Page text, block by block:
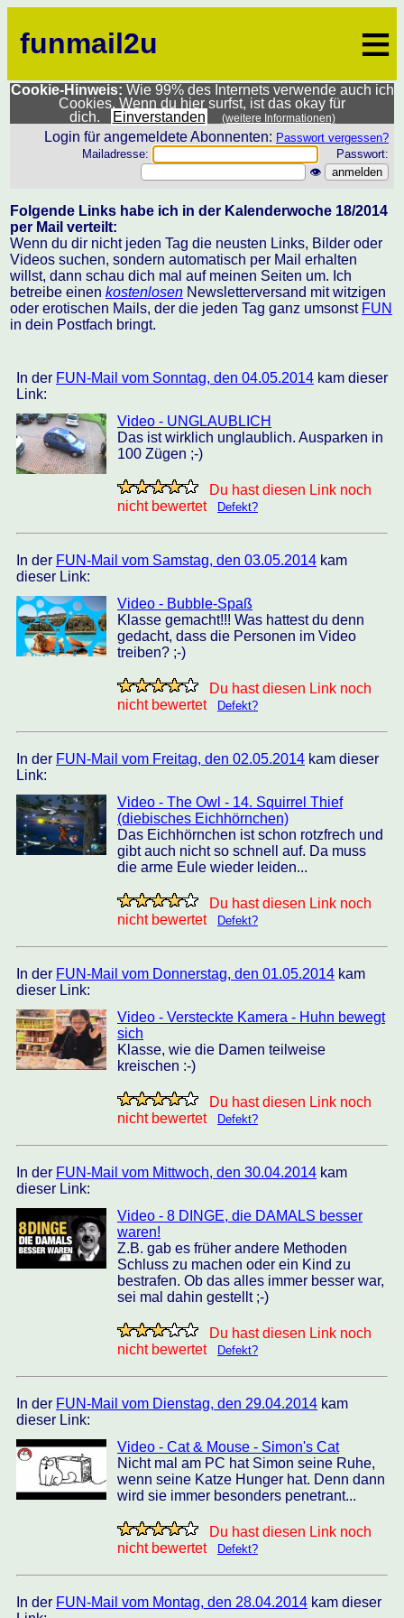
funmail2u ≡
Cookie-Hinweis: Wie 99% des Internets verwende auch ich
Cookies. Wenn du hier surfst, ist das okay für
dich.
Einverstanden (weitere Informationen)
Login für angemeldete Abonnenten: Passwort vergessen?
Mailadresse:
Passwort:
👁
Folgende Links habe ich in der Kalenderwoche 18/2014
per Mail verteilt:
Wenn du dir nicht jeden Tag die neusten Links, Bilder oder
Videos suchen, sondern automatisch per Mail erhalten
willst, dann schau dich mal auf meinen Seiten um. Ich
betreibe einen kostenlosen Newsletterversand mit witzigen
oder erotischen Mails, der die jeden Tag ganz umsonst FUN
in dein Postfach bringt.
In der FUN-Mail vom Sonntag, den 04.05.2014 kam dieser
Link:
Video - UNGLAUBLICH
Das ist wirklich unglaublich. Ausparken in
100 Zügen ;-)
Du hast diesen Link noch
nicht bewertet
Defekt?
In der FUN-Mail vom Samstag, den 03.05.2014 kam
dieser Link:
Video - Bubble-Spaß
Klasse gemacht!!! Was hattest du denn
gedacht, dass die Personen im Video
treiben? ;-)
Du hast diesen Link noch
nicht bewertet
Defekt?
In der FUN-Mail vom Freitag, den 02.05.2014 kam dieser
Link:
Video - The Owl - 14. Squirrel Thief
(diebisches Eichhörnchen)
Das Eichhörnchen ist schon rotzfrech und
gibt auch nicht so schnell auf. Da muss
die arme Eule wieder leiden...
Du hast diesen Link noch
nicht bewertet
Defekt?
In der FUN-Mail vom Donnerstag, den 01.05.2014 kam
dieser Link:
Video - Versteckte Kamera - Huhn bewegt
sich
Klasse, wie die Damen teilweise
kreischen :-)
Du hast diesen Link noch
nicht bewertet
Defekt?
In der FUN-Mail vom Mittwoch, den 30.04.2014 kam
dieser Link:
Video - 8 DINGE, die DAMALS besser
waren!
Z.B. gab es früher andere Methoden
Schluss zu machen oder ein Kind zu
bestrafen. Ob das alles immer besser war,
sei mal dahin gestellt ;-)
Du hast diesen Link noch
nicht bewertet
Defekt?
In der FUN-Mail vom Dienstag, den 29.04.2014 kam
dieser Link:
Video - Cat & Mouse - Simon's Cat
Nicht mal am PC hat Simon seine Ruhe,
wenn seine Katze Hunger hat. Denn dann
wird sie immer besonders penetrant...
Du hast diesen Link noch
nicht bewertet
Defekt?
In der FUN-Mail vom Montag, den 28.04.2014 kam dieser